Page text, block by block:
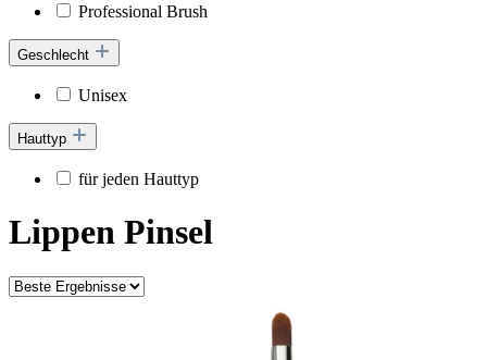
Professional Brush
Geschlecht
Unisex
Hauttyp
für jeden Hauttyp
Lippen Pinsel